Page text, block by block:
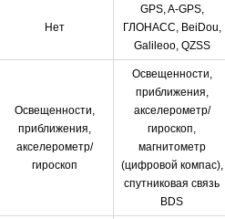
Нет
GPS, A-GPS,
ГЛОНАСС, BeiDou,
Galileoo, QZSS
Освещенности,
приближения,
акселерометр/
гироскоп
Освещенности,
приближения,
акселерометр/
гироскоп,
магнитометр
(цифровой компас),
спутниковая связь
BDS